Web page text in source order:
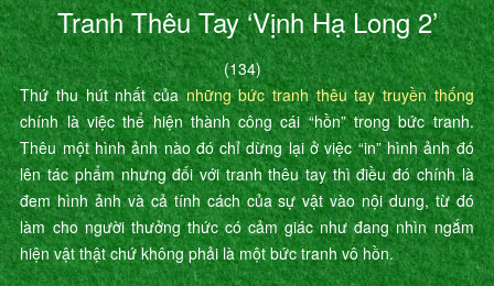
Tranh Thêu Tay ‘Vịnh Hạ Long 2’
(134)
Thứ thu hút nhất củanhững bức tranh thêu tay truyền thống
chính là việc thể hiện thành công cái “hồn” trong bức tranh.
Thêu một hình ảnh nào đó chỉ dừng lại ở việc “in” hình ảnh đó
lên tác phẩm nhưng đối với tranh thêu tay thì điều đó chính là
đem hình ảnh và cả tính cách của sự vật vào nội dung, từ đó
làm cho người thưởng thức có cảm giác như đang nhìn ngắm
hiện vật thật chứ không phải là một bức tranh vô hồn.